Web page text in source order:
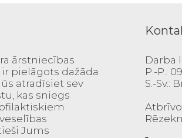
ārstniecības
pielāgots dažāda
atradīsiet sev
kas sniegs
Jums
Darba
P.-P.:
S.-Sv.: